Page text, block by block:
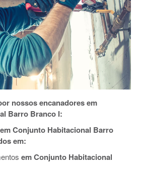
nossos encanadores em
Barro Branco I:
Conjunto Habitacional Barro
em:
em Conjunto Habitacional